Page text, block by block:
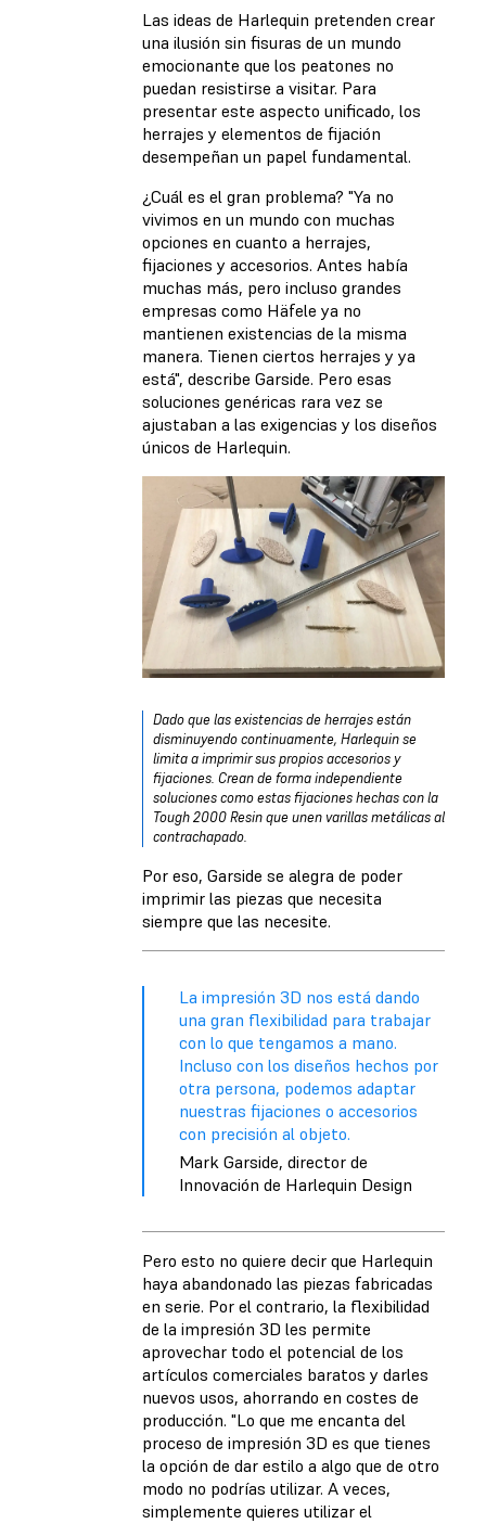
Las ideas de Harlequin pretenden crear
una ilusión sin fisuras de un mundo
emocionante que los peatones no
puedan resistirse a visitar. Para
presentar este aspecto unificado, los
herrajes y elementos de fijación
desempeñan un papel fundamental.
¿Cuál es el gran problema? "Ya no
vivimos en un mundo con muchas
opciones en cuanto a herrajes,
fijaciones y accesorios. Antes había
muchas más, pero incluso grandes
empresas como Häfele ya no
mantienen existencias de la misma
manera. Tienen ciertos herrajes y ya
está", describe Garside. Pero esas
soluciones genéricas rara vez se
ajustaban a las exigencias y los diseños
únicos de Harlequin.
Dado que las existencias de herrajes están
disminuyendo continuamente, Harlequin se
limita a imprimir sus propios accesorios y
fijaciones. Crean de forma independiente
soluciones como estas fijaciones hechas con la
Tough 2000 Resin que unen varillas metálicas al
contrachapado.
Por eso, Garside se alegra de poder
imprimir las piezas que necesita
siempre que las necesite.
La impresión 3D nos está dando
una gran flexibilidad para trabajar
con lo que tengamos a mano.
Incluso con los diseños hechos por
otra persona, podemos adaptar
nuestras fijaciones o accesorios
con precisión al objeto.
Mark Garside, director de
Innovación de Harlequin Design
Pero esto no quiere decir que Harlequin
haya abandonado las piezas fabricadas
en serie. Por el contrario, la flexibilidad
de la impresión 3D les permite
aprovechar todo el potencial de los
artículos comerciales baratos y darles
nuevos usos, ahorrando en costes de
producción. "Lo que me encanta del
proceso de impresión 3D es que tienes
la opción de dar estilo a algo que de otro
modo no podrías utilizar. A veces,
simplemente quieres utilizar el